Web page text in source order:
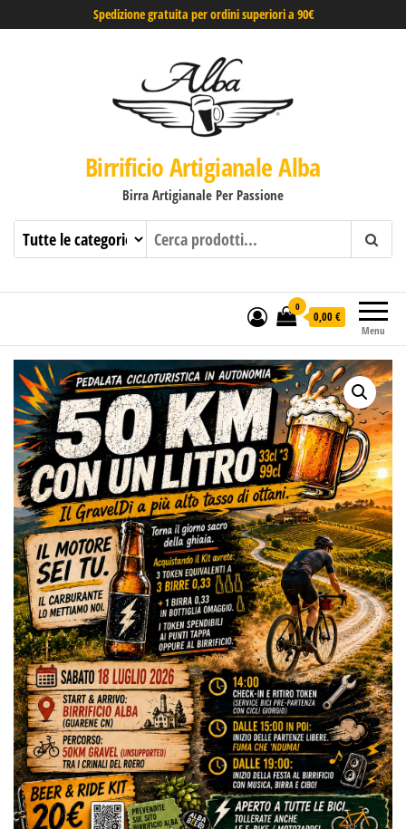
Spedizione gratuita per ordini superiori a 90€
Birrificio Artigianale Alba
Birra Artigianale Per Passione
Menu
0
0,00 €